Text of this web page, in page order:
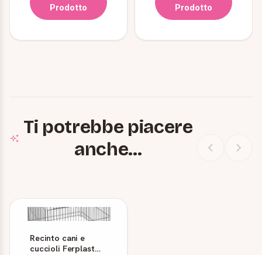
Prodotto
Prodotto
Ti potrebbe piacere
anche...
Recinto cani e
cuccioli Ferplast